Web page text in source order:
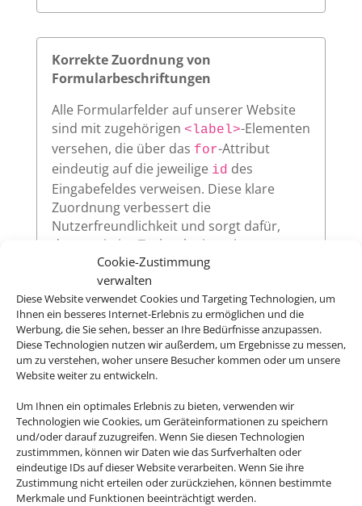
Cookie-Zustimmung
verwalten
Diese Website verwendet Cookies und Targeting Technologien, um
Ihnen ein besseres Internet-Erlebnis zu ermöglichen und die
Werbung, die Sie sehen, besser an Ihre Bedürfnisse anzupassen.
Diese Technologien nutzen wir außerdem, um Ergebnisse zu messen,
um zu verstehen, woher unsere Besucher kommen oder um unsere
Website weiter zu entwickeln.
Um Ihnen ein optimales Erlebnis zu bieten, verwenden wir
Technologien wie Cookies, um Geräteinformationen zu speichern
und/oder darauf zuzugreifen. Wenn Sie diesen Technologien
zustimmmen, können wir Daten wie das Surfverhalten oder
eindeutige IDs auf dieser Website verarbeiten. Wenn Sie ihre
Zustimmung nicht erteilen oder zurückziehen, können bestimmte
Merkmale und Funktionen beeinträchtigt werden.
Korrekte Zuordnung von
Formularbeschriftungen
Alle Formularfelder auf unserer Website
sind mit zugehörigen <label>-Elementen
versehen, die über das for-Attribut
eindeutig auf die jeweilige id des
Eingabefeldes verweisen. Diese klare
Zuordnung verbessert die
Nutzerfreundlichkeit und sorgt dafür,
dass assistive Technologien wie
Screenreader die Beschriftungen korrekt
vorlesen.
Sichtbarer Fokus
Alle interaktiven Elemente auf unserer
Website – wie Links, Buttons oder
Formularfelder – zeigen klar sichtbar an,
wenn sie per Tastatur ausgewählt werden.
So ermöglichen wir eine vollständige
Bedienung auch ohne Maus.